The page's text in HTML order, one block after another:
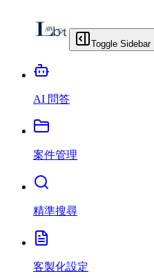
Toggle Sidebar
AI 問答
案件管理
精準搜尋
客製化設定